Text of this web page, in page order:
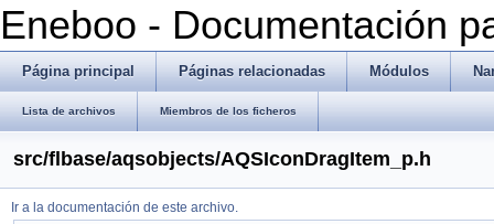
Eneboo - Documentación
Página principal Páginas relacionadas Módulos
Lista de archivos Miembros de los ficheros
src/flbase/aqsobjects/AQSIconDragItem_p.h
Ir a la documentación de este archivo.